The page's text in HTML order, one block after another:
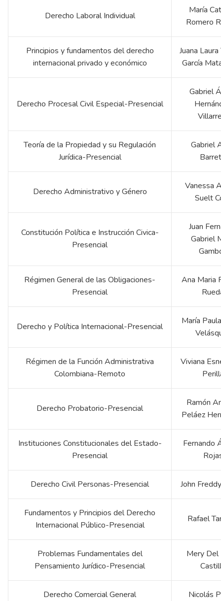
Derecho Laboral Individual
María
Romero
Principios y fundamentos del derecho
internacional privado y económico
Juana
García
Derecho Procesal Civil Especial-Presencial
Gabriel
Teoría de la Propiedad y su Regulación
Jurídica-Presencial
Gabriel
Derecho Administrativo y Género
Vanessa
Suelt
Constitución Política e Instrucción Civica-
Presencial
Juan
Gabriel
Régimen General de las Obligaciones-
Presencial
Ana Maria
Derecho y Política Internacional-Presencial
María
Régimen de la Función Administrativa
Colombiana-Remoto
Viviana
Derecho Probatorio-Presencial
Ramón
Peláez
Instituciones Constitucionales del Estado-
Presencial
Fernando
Derecho Civil Personas-Presencial John
Fundamentos y Principios del Derecho
Internacional Público-Presencial
Rafael
Problemas Fundamentales del
Pensamiento Jurídico-Presencial
Mery Del
Derecho Comercial General Nicolás